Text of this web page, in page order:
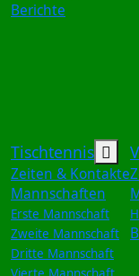
Berichte
Tischtennis
Zeiten & Kontakte
Mannschaften
Erste Mannschaft
Zweite Mannschaft
Dritte Mannschaft